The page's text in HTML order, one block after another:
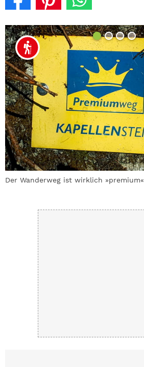
Der Wanderweg ist wirklich »premium«